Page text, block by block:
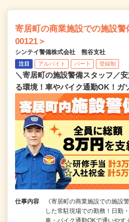
寄居町の商業施設での施設警
00121＞
シンテイ警備株式会社 熊谷支社
注目 アルバイト パート 登録制
＼寄居町の施設警備スタッフ／
る環境！車やバイク通勤OK！ガ
仕事内容
《寄居町の商業施設での施設
した常駐現場での勤務！日勤
車・バイク通勤OKで通いやす